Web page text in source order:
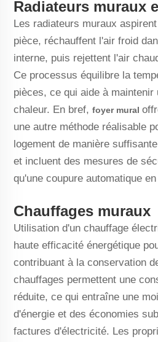
Radiateurs muraux
Les radiateurs muraux
pièce, réchauffent l'air froid
interne, puis rejettent l'air
Ce processus équilibre la
pièces, ce qui aide à maintenir
chaleur. En bref, foyer mural
une autre méthode réalisable
logement de manière
et incluent des mesures de
qu'une coupure automatique
Chauffages muraux
Utilisation d'un chauffage
haute efficacité énergétique
contribuant à la conservation
chauffages permettent une
réduite, ce qui entraîne une
d'énergie et des économies
factures d'électricité. Les